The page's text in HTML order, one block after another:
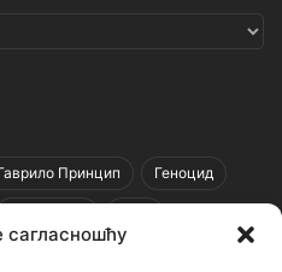
сагласношћу
Принцип Геноцид